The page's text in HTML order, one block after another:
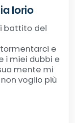
Iorio
battito del
e
i miei dubbi e
mente mi
voglio più